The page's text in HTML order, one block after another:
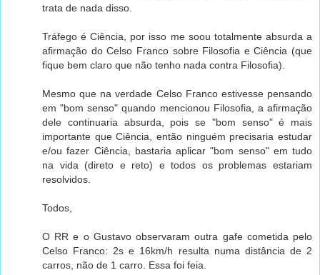
trata de nada disso.
Tráfego é Ciência, por isso me soou totalmente absurda a
afirmação do Celso Franco sobre Filosofia e Ciência (que
fique bem claro que não tenho nada contra Filosofia).
Mesmo que na verdade Celso Franco estivesse pensando
em "bom senso" quando mencionou Filosofia, a afirmação
dele continuaria absurda, pois se "bom senso" é mais
importante que Ciência, então ninguém precisaria estudar
e/ou fazer Ciência, bastaria aplicar "bom senso" em tudo
na vida (direto e reto) e todos os problemas estariam
resolvidos.
Todos,
O RR e o Gustavo observaram outra gafe cometida pelo
Celso Franco: 2s e 16km/h resulta numa distância de 2
carros, não de 1 carro. Essa foi feia.